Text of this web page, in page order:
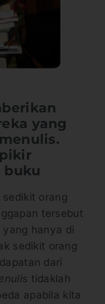
yang
buku
orang
tersebut
hanya di
sedikit orang
dari
tidaklah
apabila kita